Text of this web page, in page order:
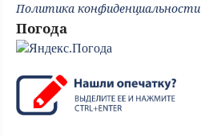
Политика конфиденциальности
Погода